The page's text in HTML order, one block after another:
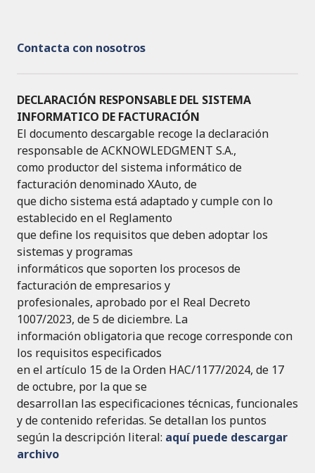
Contacta con nosotros
DECLARACIÓN RESPONSABLE DEL SISTEMA
INFORMATICO DE FACTURACIÓN
El documento descargable recoge la declaración
responsable de ACKNOWLEDGMENT S.A.,
como productor del sistema informático de
facturación denominado XAuto, de
que dicho sistema está adaptado y cumple con lo
establecido en el Reglamento
que define los requisitos que deben adoptar los
sistemas y programas
informáticos que soporten los procesos de
facturación de empresarios y
profesionales, aprobado por el Real Decreto
1007/2023, de 5 de diciembre. La
información obligatoria que recoge corresponde con
los requisitos especificados
en el artículo 15 de la Orden HAC/1177/2024, de 17
de octubre, por la que se
desarrollan las especificaciones técnicas, funcionales
y de contenido referidas. Se detallan los puntos
según la descripción literal: aquí puede descargar
archivo